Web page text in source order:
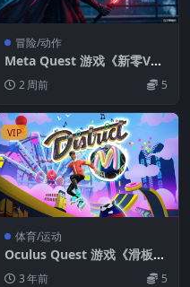
冒险/动作
Meta Quest 游戏《新零V
R》Shin Zero VR
2 周前 5
VIP
体育/运动
Oculus Quest 游戏《滑板运
动VR》District M VR
3 年前 5